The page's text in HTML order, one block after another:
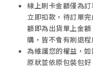
線上刷卡金額僅為
立即扣款，待訂單
額即為出貨單上金
購，皆不會有刷退程
為維護您的權益，
原狀並依原包裝包